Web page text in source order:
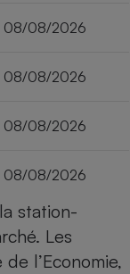
08/08/2026
08/08/2026
08/08/2026
08/08/2026
station-
Les
l’Economie,